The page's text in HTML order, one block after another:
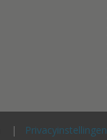
Privacyinstellingen